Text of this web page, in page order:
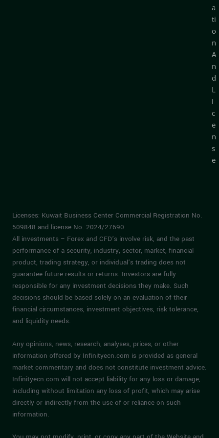
a
ti
o
n
A
n
d
L
i
c
e
n
s
e
Licenses: Kuwait Business Center Commercial Registration No.
509848 and license No. 2024/27690.
All investments – Forex and CFD’s involve risk, and the past
performance of a security, industry, sector, market, financial
product, trading strategy, or individual’s trading does not
guarantee future results or returns. Investors are fully
responsible for any investment decisions they make. Such
decisions should be based solely on an evaluation of their
financial circumstances, investment objectives, risk tolerance,
and liquidity needs.
Any opinions, news, research, analyses, prices, or other
information offered by Infinityecn.com is provided as general
market commentary and does not constitute investment advice.
Infinityecn.com will not accept liability for any loss or damage,
including without limitation any loss of profit, which may arise
directly or indirectly from the use of or reliance on such
information.